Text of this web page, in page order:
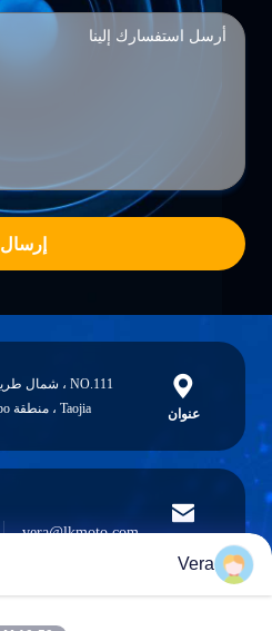
إرسال
عنوان
Taojia ، منطقة Jiulongpo ، تشونغتشينغ ، الصين
الإلكتروني
vera@lkmoto.com
Vera